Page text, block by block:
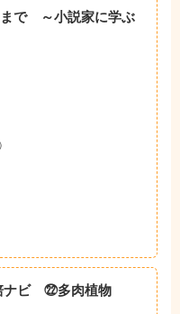
まで ～小説家に学ぶ
ナビ ㉒多肉植物